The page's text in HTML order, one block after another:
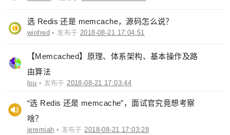
选 Redis 还是 memcache，源码怎么说？
winfred • 发布于 2018-08-21 17:04:51
【Memcached】原理、体系架构、基本操作及路
由算法
lou • 发布于2018-08-21 17:03:44
“选 Redis 还是 memcache”，面试官究竟想考察
啥？
jeremiah • 发布于2018-08-21 17:03:28